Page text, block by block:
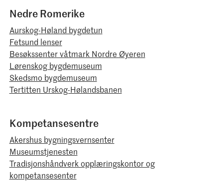
Nedre Romerike
Aurskog-Høland bygdetun
Fetsund lenser
Besøkssenter våtmark Nordre Øyeren
Lørenskog bygdemuseum
Skedsmo bygdemuseum
Tertitten Urskog-Hølandsbanen
Kompetansesentre
Akershus bygningsvernsenter
Museumstjenesten
Tradisjonshåndverk opplæringskontor og
kompetansesenter